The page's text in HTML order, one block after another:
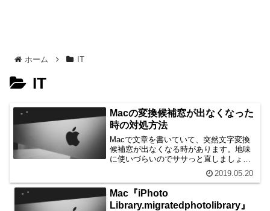
ホーム IT
IT
Macの変換候補窓が出なくなった
時の対処方法
Macで文章を書いていて、突然文字変換
候補窓が出なくなる時があります。地味
に使いづらいのでササっと直しましょ
2019.05.20
Mac『iPhoto
Library.migratedphotolibrary』